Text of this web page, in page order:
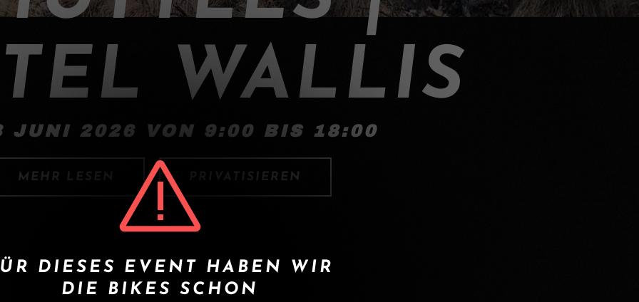
WALLIS
JUNI 2026 VON 9:00 BIS 18:00
MEHR LESEN PRIVATISIEREN
DIESES EVENT HABEN WIR
DIE BIKES SCHON